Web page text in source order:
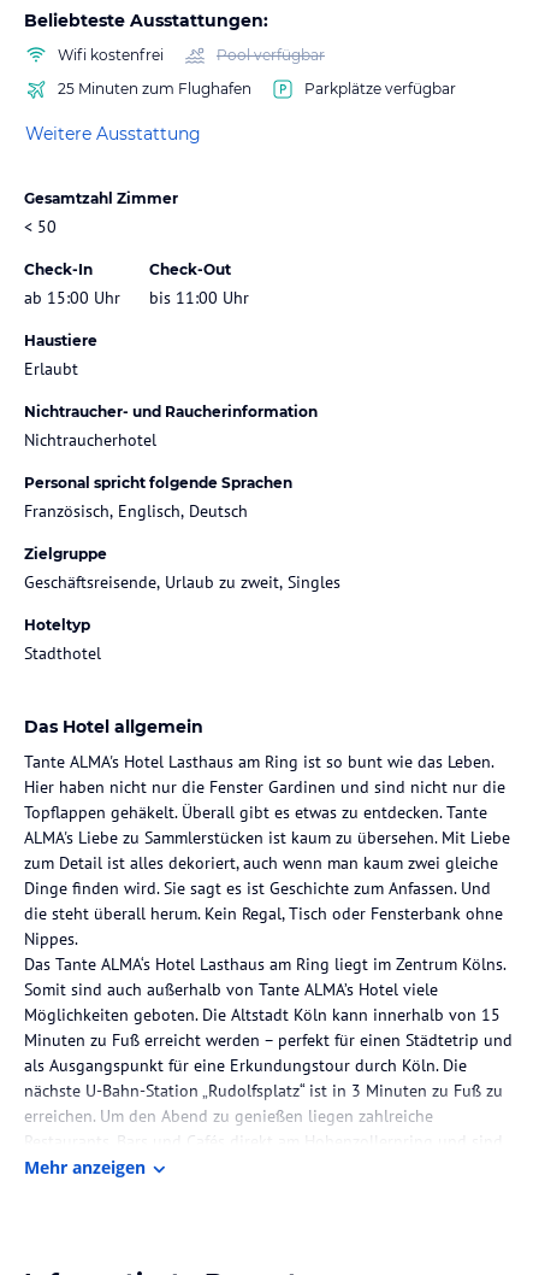
Beliebteste Ausstattungen:
Wifi kostenfrei
Pool verfügbar
25 Minuten zum Flughafen
Parkplätze verfügbar
Weitere Ausstattung
Gesamtzahl Zimmer
< 50
Check-In
ab 15:00 Uhr
Check-Out
bis 11:00 Uhr
Haustiere
Erlaubt
Nichtraucher- und Raucherinformation
Nichtraucherhotel
Personal spricht folgende Sprachen
Französisch, Englisch, Deutsch
Zielgruppe
Geschäftsreisende, Urlaub zu zweit, Singles
Hoteltyp
Stadthotel
Das Hotel allgemein
Tante ALMA's Hotel Lasthaus am Ring ist so bunt wie das Leben.
Hier haben nicht nur die Fenster Gardinen und sind nicht nur die
Topflappen gehäkelt. Überall gibt es etwas zu entdecken. Tante
ALMA's Liebe zu Sammlerstücken ist kaum zu übersehen. Mit Liebe
zum Detail ist alles dekoriert, auch wenn man kaum zwei gleiche
Dinge finden wird. Sie sagt es ist Geschichte zum Anfassen. Und
die steht überall herum. Kein Regal, Tisch oder Fensterbank ohne
Nippes.
Das Tante ALMA‘s Hotel Lasthaus am Ring liegt im Zentrum Kölns.
Somit sind auch außerhalb von Tante ALMA’s Hotel viele
Möglichkeiten geboten. Die Altstadt Köln kann innerhalb von 15
Minuten zu Fuß erreicht werden – perfekt für einen Städtetrip und
als Ausgangspunkt für eine Erkundungstour durch Köln. Die
nächste U-Bahn-Station „Rudolfsplatz“ ist in 3 Minuten zu Fuß zu
erreichen. Um den Abend zu genießen liegen zahlreiche
Restaurants, Bars und Cafés direkt am Hohenzollernring und sind
zu Fuß von Tante ALMA‘s Hotel Lasthaus am Ring schnell zu
Mehr anzeigen